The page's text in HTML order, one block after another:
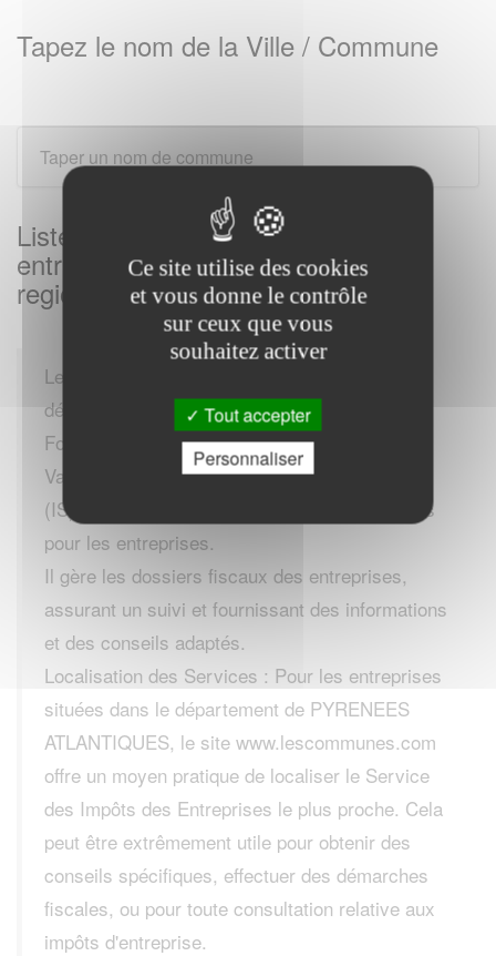
Tapez le nom de la Ville / Commune
Listes des Services des impôts des
entreprises sur CHERAUTE et sa
region
Le SIE offre une assistance pour diverses
démarches fiscales, comme la Cotisation
Foncière des Entreprises (CFE), la Taxe sur la
Valeur Ajoutée (TVA), l'Impôt sur les Sociétés
(IS), et d'autres obligations fiscales pertinentes
pour les entreprises.
Il gère les dossiers fiscaux des entreprises,
assurant un suivi et fournissant des informations
et des conseils adaptés.
Localisation des Services : Pour les entreprises
situées dans le département de PYRENEES
ATLANTIQUES, le site www.lescommunes.com
offre un moyen pratique de localiser le Service
des Impôts des Entreprises le plus proche. Cela
peut être extrêmement utile pour obtenir des
conseils spécifiques, effectuer des démarches
fiscales, ou pour toute consultation relative aux
impôts d'entreprise.
Ce site utilise des cookies
et vous donne le contrôle
sur ceux que vous
souhaitez activer
Tout accepter
Personnaliser